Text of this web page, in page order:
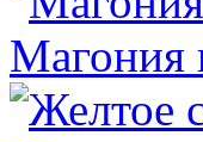
Магония